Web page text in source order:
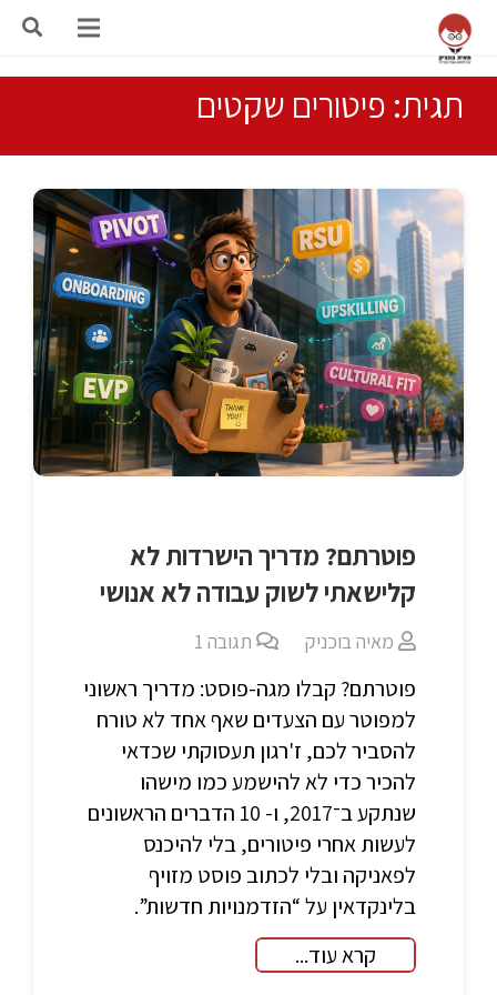
תגית: פיטורים שקטים
פוטרתם? מדריך הישרדות לא
קלישאתי לשוק עבודה לא אנושי
מאיה בוכניק תגובה1
פוטרתם? קבלו מגה-פוסט: מדריך ראשוני
למפוטר עם הצעדים שאף אחד לא טורח
להסביר לכם, ז'רגון תעסוקתי שכדאי
להכיר כדי לא להישמע כמו מישהו
שנתקע ב־2017, ו- 10 הדברים הראשונים
לעשות אחרי פיטורים, בלי להיכנס
לפאניקה ובלי לכתוב פוסט מזויף
בלינקדאין על “הזדמנויות חדשות”.
קרא עוד...